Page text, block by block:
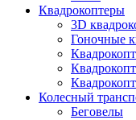
Квадрокоптеры
3D
Гоночные
Колесный
Беговелы